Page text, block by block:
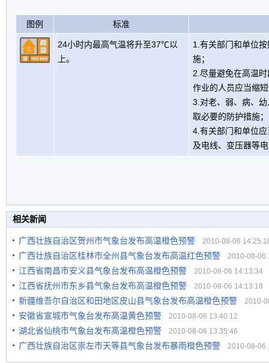
图例 标准
24小时内最高气温将升至37℃以
上。
1.有关部门和单位
施；
2.尽量避免在高温
作业的人员应当缩
3.对老、弱、病、
取必要的防护措施；
4.有关部门和单位
及电线、变压器等
相关新闻
广西壮族自治区贺州市气象台发布高温橙色预警 2010-08-06
广西壮族自治区桂林市全州县气象台发布高温红色预警 2010-08-06
江西省南昌市安义县气象台发布高温橙色预警 2010-08-06 14:13:34
江西省抚州市东乡县气象台发布高温橙色预警 2010-08-06 14:13:18
新疆维吾尔自治区和田地区皮山县气象台发布高温橙色预警 2010-
安徽省宣城市气象台发布高温黄色预警 2010-08-06 13:40:12
湖北省仙桃市气象台发布高温橙色预警 2010-08-06 13:35:46
广西壮族自治区崇左市天等县气象台发布暴雨橙色预警 2010-08-06